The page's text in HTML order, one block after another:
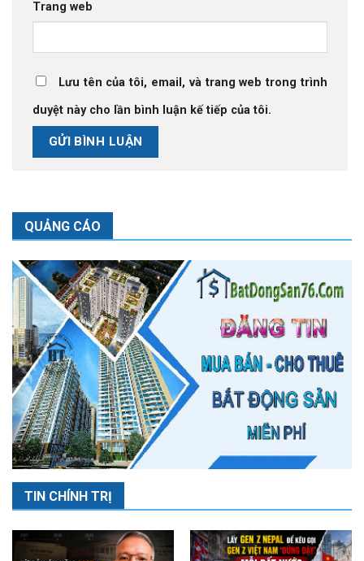
Trang web
Lưu tên của tôi, email, và trang web trong trình
duyệt này cho lần bình luận kế tiếp của tôi.
QUẢNG CÁO
TIN CHÍNH TRỊ